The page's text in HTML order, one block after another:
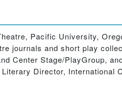
Pacific University,
journals and short play
Center Stage/PlayGroup,
Director, International